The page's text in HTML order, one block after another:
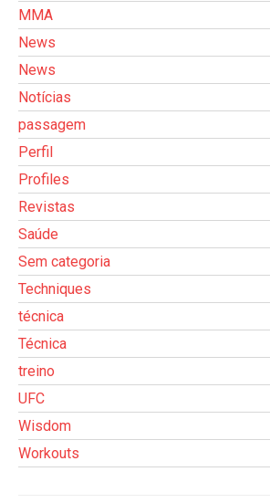
MMA
News
News
Notícias
passagem
Perfil
Profiles
Revistas
Saúde
Sem categoria
Techniques
técnica
Técnica
treino
UFC
Wisdom
Workouts